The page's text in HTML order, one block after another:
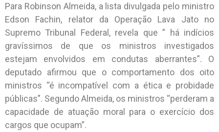
Para Robinson Almeida, a lista divulgada pelo ministro
Edson Fachin, relator da Operação Lava Jato no
Supremo Tribunal Federal, revela que ” há indícios
gravíssimos de que os ministros investigados
estejam envolvidos em condutas aberrantes”. O
deputado afirmou que o comportamento dos oito
ministros “é incompatível com a ética e probidade
públicas”. Segundo Almeida, os ministros “perderam a
capacidade de atuação moral para o exercício dos
cargos que ocupam”.